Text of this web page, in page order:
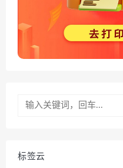
标签云